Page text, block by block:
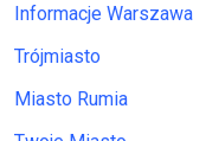
Informacje Warszawa
Trójmiasto
Miasto Rumia